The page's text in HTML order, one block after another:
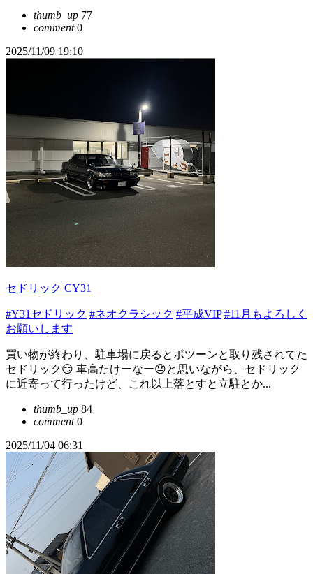
thumb_up 77
comment0
2025/11/09 19:10
セドリック CY31
#Y31セドリック #ネオクラシック #平成VIP #11月もよろしく
お願いします
買い物が終わり、駐車場に戻るとポツーンと取り残されてた
セドリック😏 車高たけーなー😓と思いながら、セドリック
に近寄って行ったけど、これ以上落とすと立駐とか...
thumb_up 84
comment0
2025/11/04 06:31